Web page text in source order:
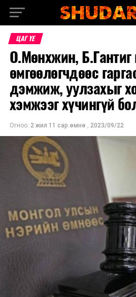
ЦАГ ҮЕ
О.Мөнхжин,
өмгөөлөгчдөөс
дэмжиж, уулзахыг
хэмжээг хүчингүй
Огноо: 2 жил 11 сар.өмнө , 2023/09/22